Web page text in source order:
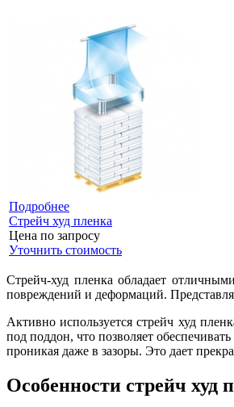
Подробнее
Стрейч худ пленка
Цена по запросу
Уточнить стоимость
Стрейч-худ пленка обладает
повреждений и деформаций.
Активно используется стрейч худ
под поддон, что позволяет
проникая даже в зазоры. Это дает
Особенности стрейч худ